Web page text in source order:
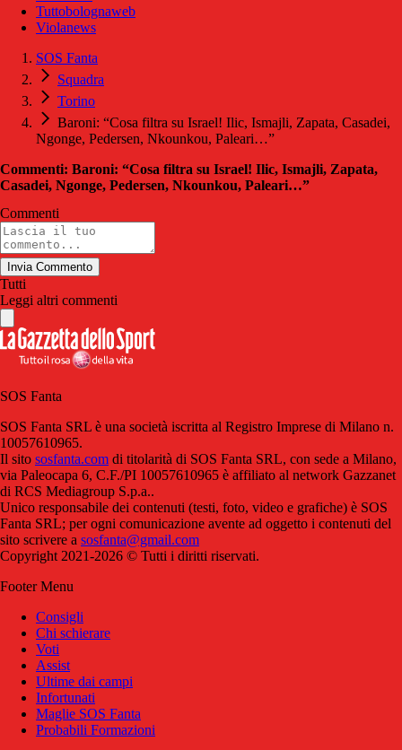
Tuttobolognaweb
Violanews
SOS Fanta
Squadra
Torino
Baroni: “Cosa filtra su Israel! Ilic, Ismajli, Zapata, Casadei,
Ngonge, Pedersen, Nkounkou, Paleari…”
Commenti: Baroni: “Cosa filtra su Israel! Ilic, Ismajli, Zapata,
Casadei, Ngonge, Pedersen, Nkounkou, Paleari…”
Commenti
Invia Commento
Tutti
Leggi altri commenti
SOS Fanta
SOS Fanta SRL è una società iscritta al Registro Imprese di Milano n.
10057610965.
Il sito sosfanta.com di titolarità di SOS Fanta SRL, con sede a Milano,
via Paleocapa 6, C.F./PI 10057610965 è affiliato al network Gazzanet
di RCS Mediagroup S.p.a..
Unico responsabile dei contenuti (testi, foto, video e grafiche) è SOS
Fanta SRL; per ogni comunicazione avente ad oggetto i contenuti del
sito scrivere a sosfanta@gmail.com
Copyright 2021-2026 © Tutti i diritti riservati.
Footer Menu
Consigli
Chi schierare
Voti
Assist
Ultime dai campi
Infortunati
Maglie SOS Fanta
Probabili Formazioni